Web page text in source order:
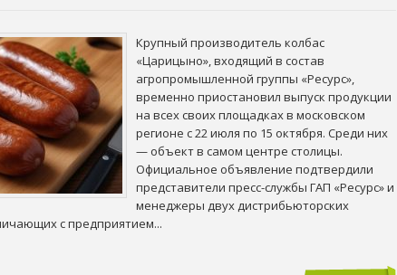
Крупный производитель колбас
«Царицыно», входящий в состав
агропромышленной группы «Ресурс»,
временно приостановил выпуск продукции
на всех своих площадках в московском
регионе с 22 июля по 15 октября. Среди них
— объект в самом центре столицы.
Официальное объявление подтвердили
представители пресс-службы ГАП «Ресурс» и
менеджеры двух дистрибьюторских
с предприятием...